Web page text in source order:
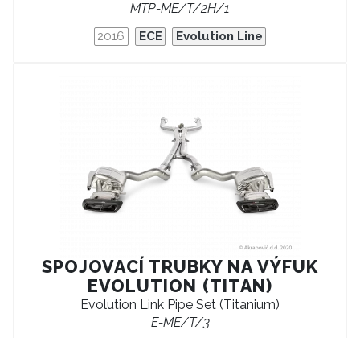
MTP-ME/T/2H/1
2016 ECE Evolution Line
SPOJOVACÍ TRUBKY NA VÝFUK
EVOLUTION (TITAN)
Evolution Link Pipe Set (Titanium)
E-ME/T/3